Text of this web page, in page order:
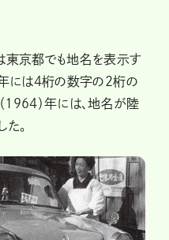
東京都でも地名を表示す
年には4桁の数字の2桁の
1964）年には、地名が陸
。